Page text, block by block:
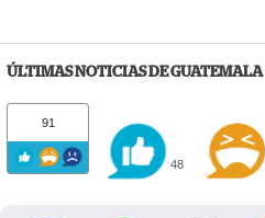
ÚLTIMAS NOTICIAS DE GUATEMALA
91
48